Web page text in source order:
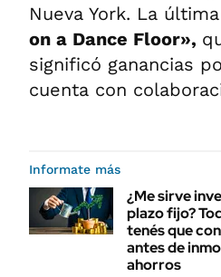
Nueva York. La
on a Dance Floor»,
significó ganancias
cuenta con
Informate más
¿Me sirve
plazo fijo?
tenés que
antes de
ahorros